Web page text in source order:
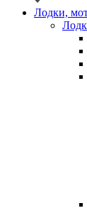
Лодки,